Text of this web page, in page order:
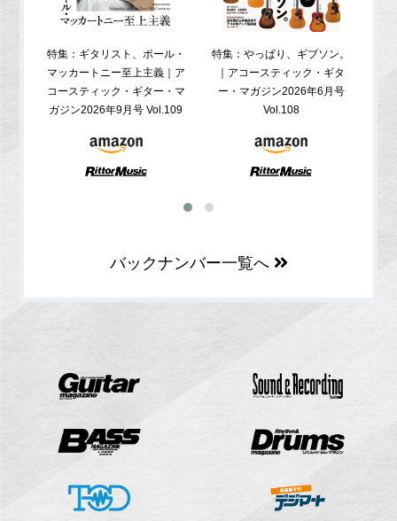
特集：ギタリスト、ポール・
マッカートニー至上主義｜ア
コースティック・ギター・マ
ガジン2026年9月号 Vol.109
特集：やっぱり、ギブソン。
｜アコースティック・ギタ
ー・マガジン2026年6月号
Vol.108
バックナンバー一覧へ